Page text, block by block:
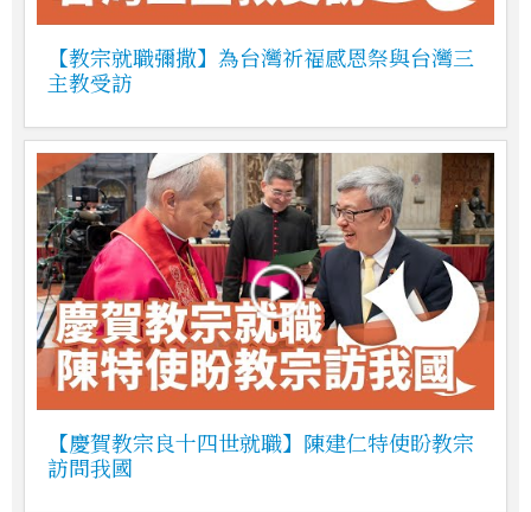
【教宗就職彌撒】為台灣祈福感恩祭與台灣三
主教受訪
【慶賀教宗良十四世就職】陳建仁特使盼教宗
訪問我國